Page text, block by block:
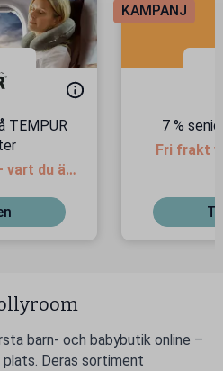
barn- och babybutik online –
Deras sortiment
TEMPUR
vart du än
KAMPANJ
7 %
Fri frakt